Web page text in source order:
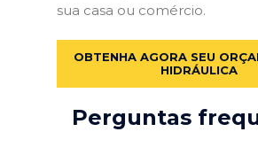
sua casa ou comércio.
OBTENHA AGORA SEU
HIDRÁULICA
Perguntas